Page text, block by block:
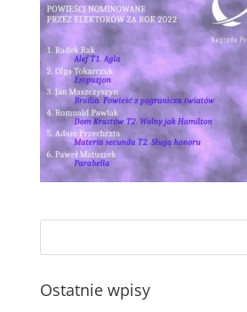
Ostatnie wpisy